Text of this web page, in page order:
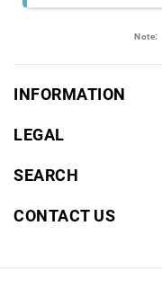
Note:
INFORMATION
LEGAL
SEARCH
CONTACT US